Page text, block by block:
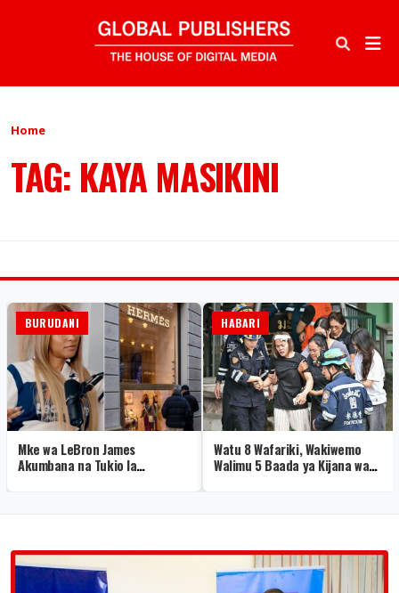
Home
TAG: KAYA MASIKINI
BURUDANI
Mke wa LeBron James
Akumbana na Tukio la
HABARI
Watu 8 Wafariki, Wakiwemo
Walimu 5 Baada ya Kijana wa